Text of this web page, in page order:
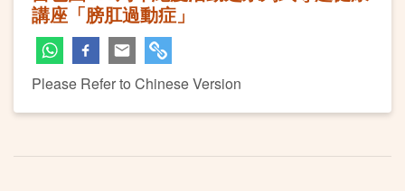
講座「膀肛過動症」
Please Refer to Chinese Version